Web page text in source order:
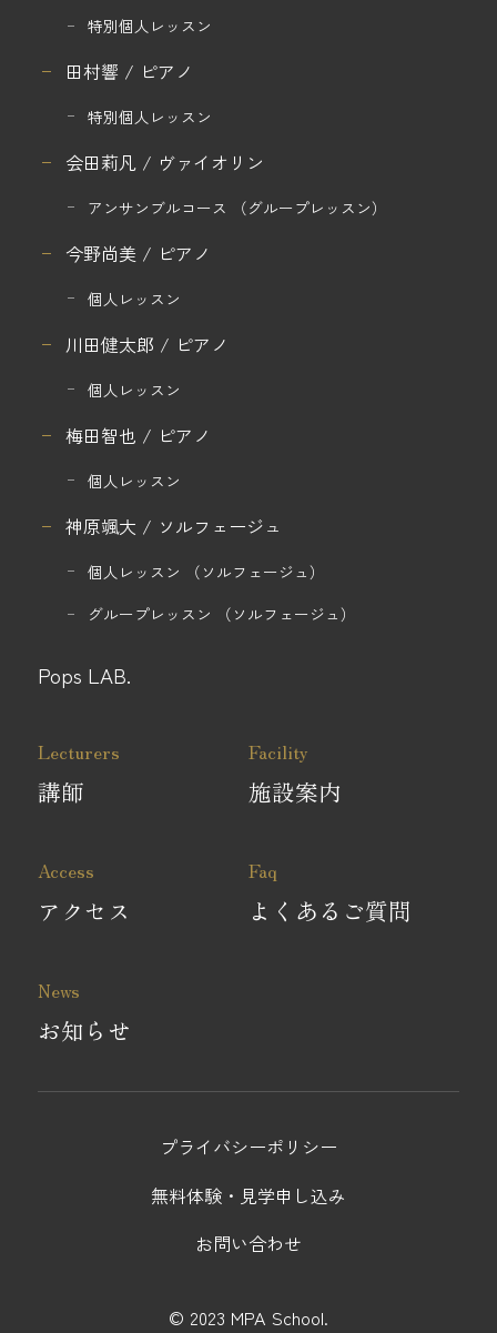
特別個人レッスン
田村響 / ピアノ
特別個人レッスン
会田莉凡 / ヴァイオリン
アンサンブルコース （グループレッスン）
今野尚美 / ピアノ
個人レッスン
川田健太郎 / ピアノ
個人レッスン
梅田智也 / ピアノ
個人レッスン
神原颯大 / ソルフェージュ
個人レッスン
（ソルフェージュ）
グループレッスン
（ソルフェージュ）
Pops LAB.
Lecturers
講師
Facility
施設案内
Access
アクセス
Faq
よくあるご質問
News
お知らせ
プライバシーポリシー
無料体験・見学申し込み
お問い合わせ
© 2023 MPA School.